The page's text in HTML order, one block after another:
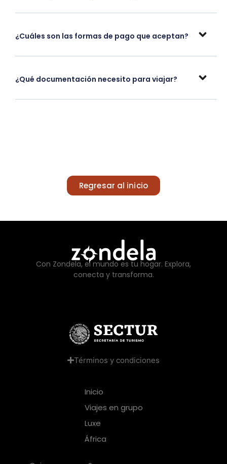
¿Cuáles son las formas de pago que aceptan?
¿Qué documentación necesito para viajar?
Regresar al inicio
Con Zondela, el mundo es tu hogar. Explora,
conecta y transforma.
Términos y condiciones
Inicio
Viajes en grupo
Luxe
África